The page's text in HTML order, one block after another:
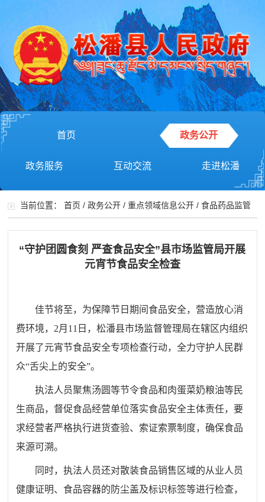
首页 政务公开
政务服务 互动交流 走进松潘
当前位置：首页 /政务公开 /重点领域信息公开 /食品药品监管
“守护团圆食刻 严查食品安全”县市场监管局开展
元宵节食品安全检查
佳节将至，为保障节日期间食品安全，营造放心消
费环境，2月11日，松潘县市场监督管理局在辖区内组织
开展了元宵节食品安全专项检查行动，全力守护人民群
众“舌尖上的安全”。
执法人员聚焦汤圆等节令食品和肉蛋菜奶粮油等民
生商品，督促食品经营单位落实食品安全主体责任，要
求经营者严格执行进货查验、索证索票制度，确保食品
来源可溯。
同时，执法人员还对散装食品销售区域的从业人员
健康证明、食品容器的防尘盖及标识标签等进行检查，